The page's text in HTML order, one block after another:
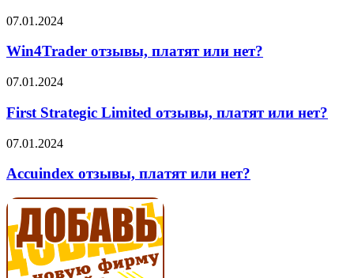
нет?
Win4Trader
платят
нет?
07.01.2024
Win4Trader отзывы, платят или нет?
First
Limited
отзывы,
платят
или
нет?
07.01.2024
First Strategic Limited отзывы, платят или нет?
Accuindex
платят
нет?
07.01.2024
Accuindex отзывы, платят или нет?